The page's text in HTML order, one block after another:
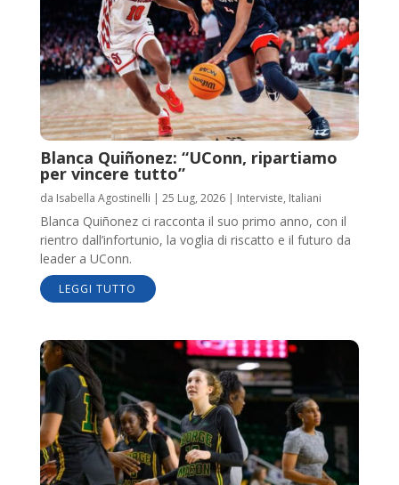
Blanca Quiñonez: “UConn, ripartiamo
per vincere tutto”
da Isabella Agostinelli | 25 Lug, 2026| Interviste, Italiani
Blanca Quiñonez ci racconta il suo primo anno, con il
rientro dall’infortunio, la voglia di riscatto e il futuro da
leader a UConn.
LEGGI TUTTO